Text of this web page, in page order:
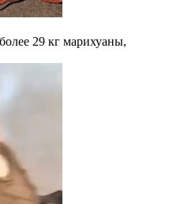
29 кг марихуаны,